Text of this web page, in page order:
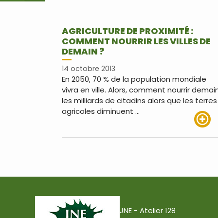
AGRICULTURE DE PROXIMITÉ :
COMMENT NOURRIR LES VILLES DE
DEMAIN ?
14 octobre 2013
En 2050, 70 % de la population mondiale
vivra en ville. Alors, comment nourrir
les milliards de citadins alors que les terres
agricoles diminuent …
JNE - Atelier 128